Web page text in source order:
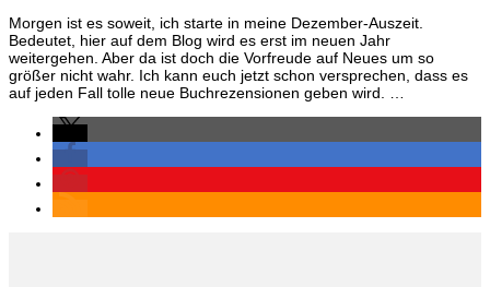
–
Morgen ist es soweit, ich starte in meine Dezember-Auszeit.
Bedeutet, hier auf dem Blog wird es erst im neuen Jahr
weitergehen. Aber da ist doch die Vorfreude auf Neues um so
größer nicht wahr. Ich kann euch jetzt schon versprechen, dass es
auf jeden Fall tolle neue Buchrezensionen geben wird. …